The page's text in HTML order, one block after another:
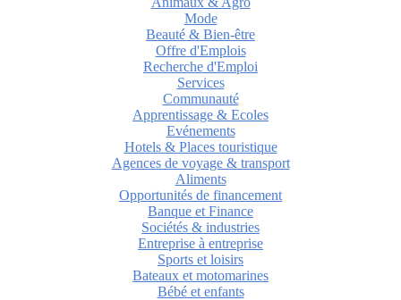
Mode
Beauté & Bien-être
Offre d'Emplois
Recherche d'Emploi
Services
Communauté
Apprentissage & Ecoles
Evénements
Hotels & Places touristique
Agences de voyage & transport
Aliments
Opportunités de financement
Banque et Finance
Sociétés & industries
Entreprise à entreprise
Sports et loisirs
Bateaux et motomarines
Bébé et enfants